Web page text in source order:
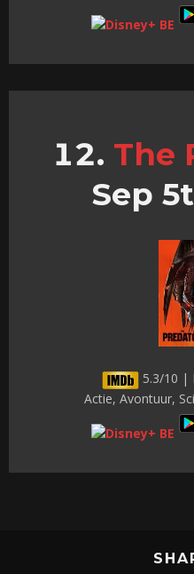
The
Sep
5.3/10 |
Actie, Avontuur,